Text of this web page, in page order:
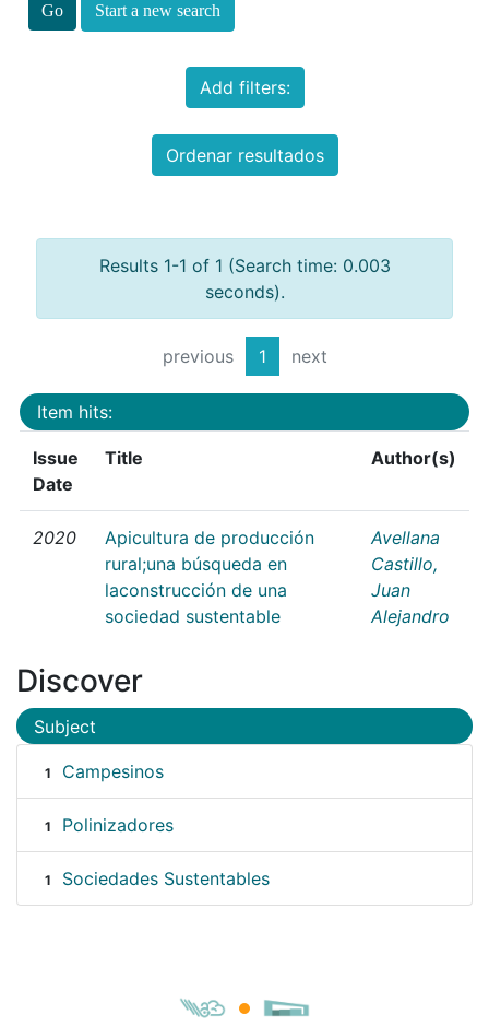
Start a new search
Add filters:
Ordenar resultados
Results 1-1 of 1 (Search time: 0.003
seconds).
previous 1 next
Item hits:
Issue
Date
Title Author(s)
2020
Apicultura de producción
rural;una búsqueda en
laconstrucción de una
sociedad sustentable
Avellana
Castillo,
Juan
Alejandro
Discover
Subject
1 Campesinos
1 Polinizadores
1 Sociedades Sustentables